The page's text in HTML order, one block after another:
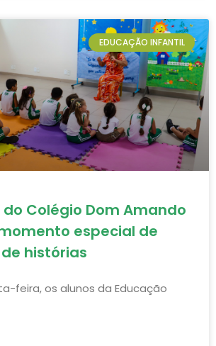
EDUCAÇÃO INFANTIL
Colégio Dom Amando
especial de
histórias
feira, os alunos da Educação